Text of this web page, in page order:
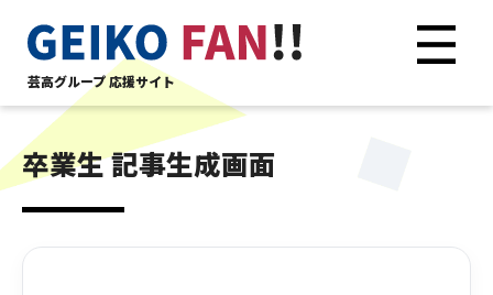
芸高グループ 応援サイト
卒業生 記事生成画面